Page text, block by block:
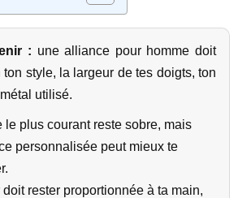
: une alliance pour homme doit
style, la largeur de tes doigts, ton
utilisé.
le plus courant reste sobre, mais
personnalisée peut mieux te
doit rester proportionnée à ta main,